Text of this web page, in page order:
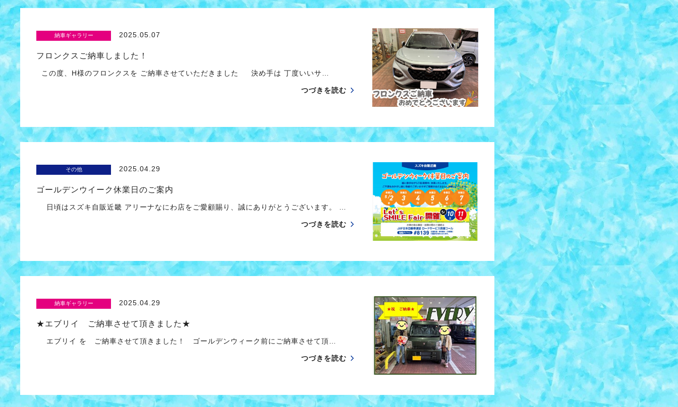
納車ギャラリー 2025.05.07
フロンクスご納車しました！
この度、H様のフロンクスを ご納車させていただきました 決め手は 丁度いいサ…
つづきを読む
その他 2025.04.29
ゴールデンウイーク休業日のご案内
日頃はスズキ自販近畿 アリーナなにわ店をご愛顧賜り、誠にありがとうございます。 …
つづきを読む
納車ギャラリー 2025.04.29
★エブリイ ご納車させて頂きました★
エブリイ を ご納車させて頂きました！ ゴールデンウィーク前にご納車させて頂…
つづきを読む